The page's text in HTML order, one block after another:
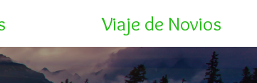
Viaje de Novios